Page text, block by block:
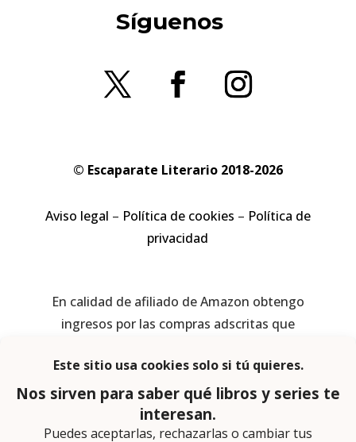
Síguenos
© Escaparate Literario 2018-2026
Aviso legal – Política de cookies – Política de
privacidad
En calidad de afiliado de Amazon obtengo
ingresos por las compras adscritas que
Página web diseñada por Lector Cero